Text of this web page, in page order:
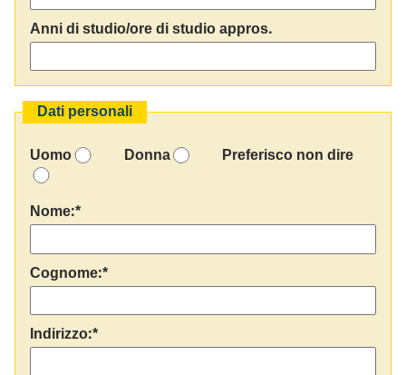
Anni di studio/ore di studio appros.
Dati personali
Uomo
Donna
Preferisco non dire
Nome:*
Cognome:*
Indirizzo:*